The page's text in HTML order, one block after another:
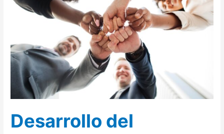
Desarrollo del
¿Qué
[Guía
2023]